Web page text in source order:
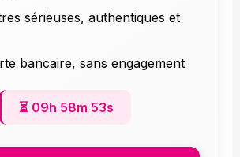
sérieuses, authentiques et
bancaire, sans engagement
⏳ 09h 58m 52s